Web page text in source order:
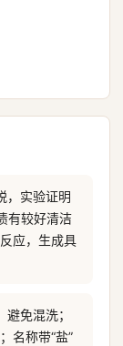
，实验证明
有较好清洁
应，生成具
免混洗；
名称带“盐”